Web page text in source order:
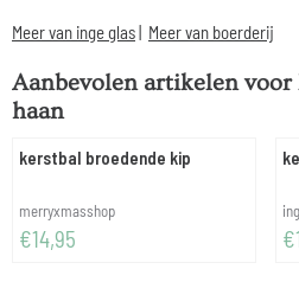
Meer van inge glas| Meer van boerderij
Aanbevolen artikelen voor
haan
kerstbal broedende kip
Merk:
merryxmasshop
Prijs: 14,95
€14,95